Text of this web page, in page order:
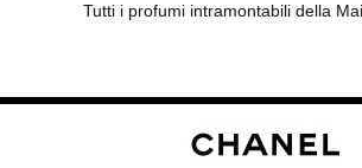
Tutti i profumi intramontabili della